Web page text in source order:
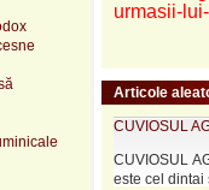
urmasii-
Articole
CUVIOSUL
CUVIOSUL
este cel dintai